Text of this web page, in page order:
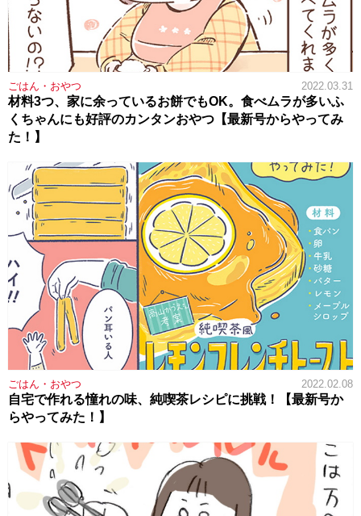
ごはん・おやつ 2022.03.31
材料3つ、家に余っているお餅でもOK。食べムラが多いふ
くちゃんにも好評のカンタンおやつ【最新号からやってみ
た！】
ごはん・おやつ 2022.02.08
自宅で作れる憧れの味、純喫茶レシピに挑戦！【最新号か
らやってみた！】